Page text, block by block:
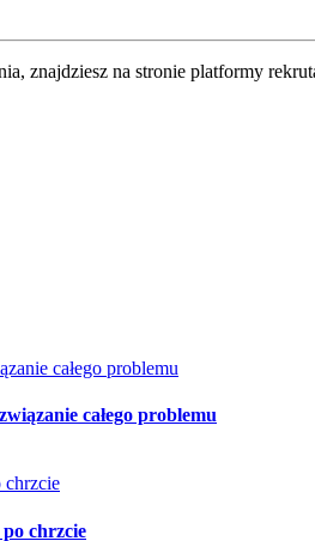
znajdziesz na stronie platformy
całego problemu
chrzcie